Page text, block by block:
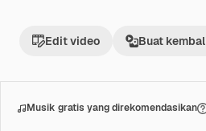
Edit video Buat
Musik gratis yang direkomendasikan